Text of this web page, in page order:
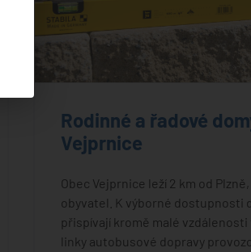
Rodinné a řadové
Vejprnice
Obec Vejprnice leží 2 km od
obyvatel. K výborné dostupnosti
přispívají kromě malé
linky autobusové dopravy